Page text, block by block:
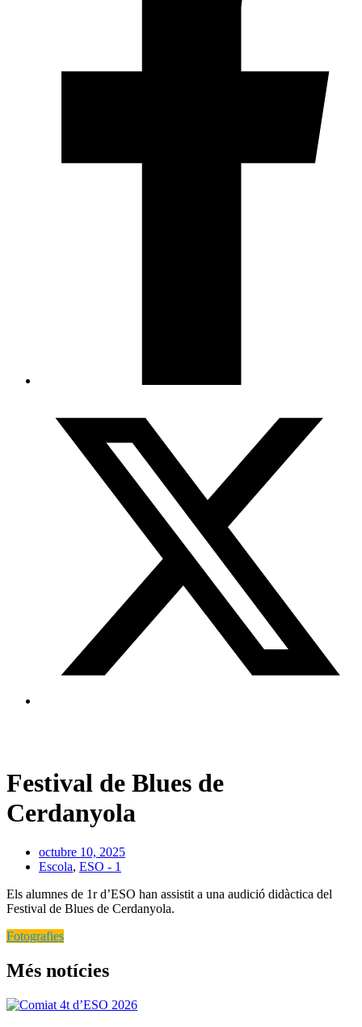
Festival de Blues de
Cerdanyola
octubre 10, 2025
Escola, ESO - 1
Els alumnes de 1r d’ESO han assistit a una audició didàctica del
Festival de Blues de Cerdanyola.
Fotografies
Més notícies